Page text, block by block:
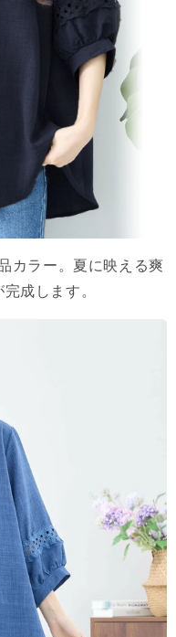
カラー。夏に映える爽
成します。